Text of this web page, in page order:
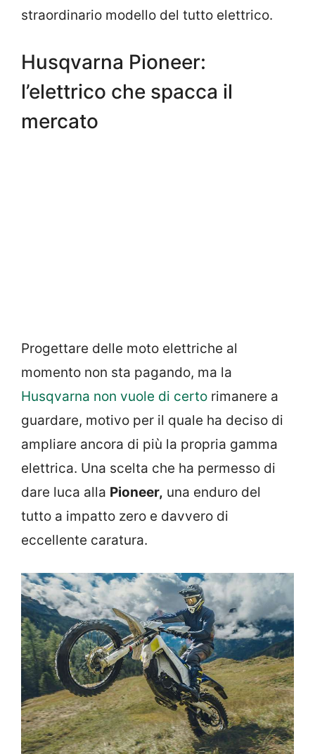
straordinario modello del tutto elettrico.
Husqvarna Pioneer:
l’elettrico che spacca il
mercato
Progettare delle moto elettriche al
momento non sta pagando, ma la
Husqvarna non vuole di certo rimanere a
guardare, motivo per il quale ha deciso di
ampliare ancora di più la propria gamma
elettrica. Una scelta che ha permesso di
dare luca alla Pioneer, una enduro del
tutto a impatto zero e davvero di
eccellente caratura.